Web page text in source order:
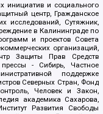
инициатив и социального
центр, Гражданское
исследований, Сутяжник,
в Калининграде по
и проектов Совета
организаций,
Защиты Прав Средств
- Сибирь, Частное
поддержке
Северных Стран, Фонд
Человек и Закон,
академика Сахарова,
Развития Свободы